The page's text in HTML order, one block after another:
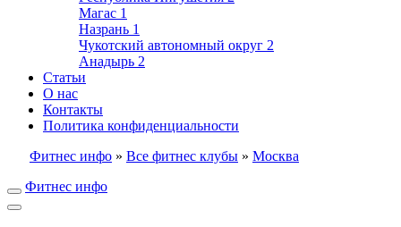
Магас 1
Назрань 1
Чукотский автономный округ 2
Анадырь 2
Статьи
О нас
Контакты
Политика конфиденциальности
Фитнес инфо » Все фитнес клубы » Москва
Фитнес инфо